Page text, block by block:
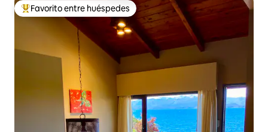
Favorito entre huéspedes preferido
Favorito entre huéspedes